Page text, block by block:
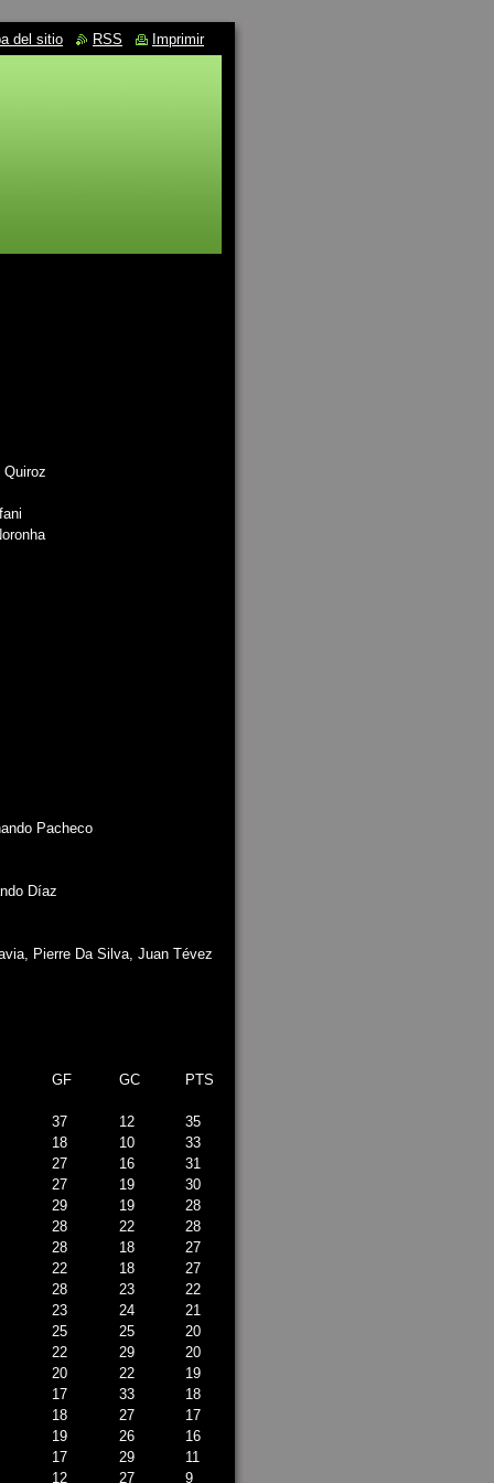
Quiroz
Pacheco
Díaz
Pierre Da Silva, Juan Tévez
GF GC PTS
37 12
35
18 10
33
27 16
31
27 19
30
29 19
28
28 22
28
28 18
27
22 18
27
28 23
22
23 24
21
25 25
20
22 29
20
20 22
19
17 33
18
18 27
17
19 26
16
17 29
11
12 27
9
del sitio RSS Imprimir